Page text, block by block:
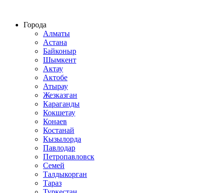
Города
Алматы
Астана
Байконыр
Шымкент
Актау
Актобе
Атырау
Жезказган
Караганды
Кокшетау
Конаев
Костанай
Кызылорда
Павлодар
Петропавловск
Семей
Талдыкорган
Тараз